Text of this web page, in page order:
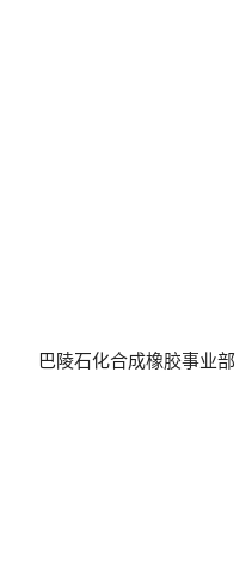
巴陵石化合成橡胶事业部